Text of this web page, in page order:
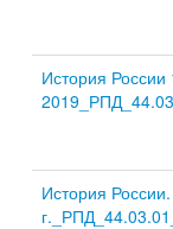
История России
История